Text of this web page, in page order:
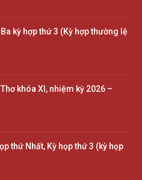
kỳ hợp thứ 3 (Kỳ hợp thường lệ
Thơ khóa XI, nhiệm kỳ 2026 –
thứ Nhất, Kỳ họp thứ 3 (kỳ họp